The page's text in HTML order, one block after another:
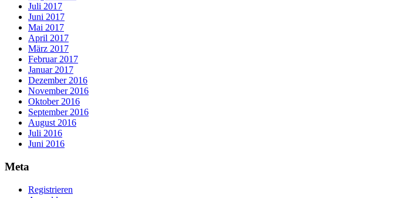
Juli 2017
Juni 2017
Mai 2017
April 2017
März 2017
Februar 2017
Januar 2017
Dezember 2016
November 2016
Oktober 2016
September 2016
August 2016
Juli 2016
Juni 2016
Meta
Registrieren